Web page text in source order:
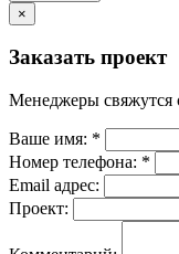
×
Заказать проект
Менеджеры свяжутся
Ваше имя: *
Номер телефона: *
Email адрес:
Проект: